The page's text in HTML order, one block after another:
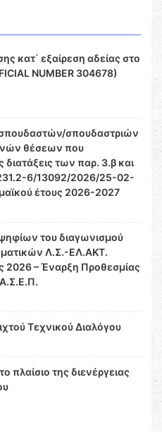
κατ΄ εξαίρεση αδείας στο
NUMBER 304678)
σπουδαστριών
θέσεων που
των παρ. 3.β και
6/13092/2026/25-02-
έτους 2026-2027
του διαγωνισμού
Λ.Σ.-ΕΛ.ΑΚΤ.
2026 – Έναρξη Προθεσμίας
Τεχνικού Διαλόγου
πλαίσιο της διενέργειας